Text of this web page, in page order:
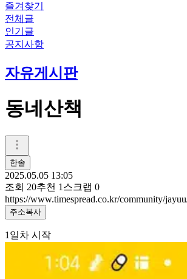
즐겨찾기
전체글
인기글
공지사항
자유게시판
동네산책
한솔
2025.05.05 13:05
조회 20추천 1 스크랩 0
https://www.timespread.co.kr/community/
주소복사
1일차 시작